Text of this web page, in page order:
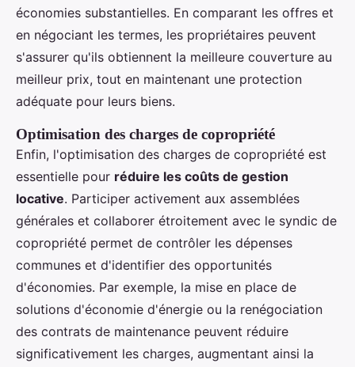
économies substantielles. En comparant les offres et
en négociant les termes, les propriétaires peuvent
s'assurer qu'ils obtiennent la meilleure couverture au
meilleur prix, tout en maintenant une protection
adéquate pour leurs biens.
Optimisation des charges de copropriété
Enfin, l'optimisation des charges de copropriété est
essentielle pour réduire les coûts de gestion
locative. Participer activement aux assemblées
générales et collaborer étroitement avec le syndic de
copropriété permet de contrôler les dépenses
communes et d'identifier des opportunités
d'économies. Par exemple, la mise en place de
solutions d'économie d'énergie ou la renégociation
des contrats de maintenance peuvent réduire
significativement les charges, augmentant ainsi la